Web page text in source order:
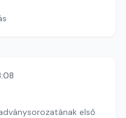
első